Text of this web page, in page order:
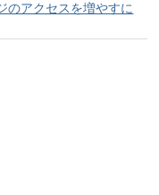
のアクセスを増やすに